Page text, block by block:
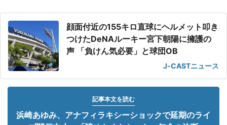
顔面付近の155キロ直球にヘルメット叩き
つけたDeNAルーキー宮下朝陽に擁護の
声 「負けん気必要」と球団OB
J-CASTニュース
記事本文を読む
浜崎あゆみ、アナフィラキシーショックで延期のライ